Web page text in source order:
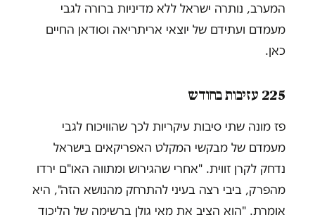
המערב, נותרה ישראל ללא מדיניות ברורה לגבי
מעמדם ועתידם של יוצאי אריתריאה וסודאן החיים
כאן.
225 עזיבות בחודש
פז מונה שתי סיבות עיקריות לכך שהוויכוח לגבי
מעמדם של מבקשי המקלט האפריקאים בישראל
נדחק לקרן זווית. "אחרי שהגירוש ומתווה האו"ם ירדו
מהפרק, ביבי רצה בעיני להתרחק מהנושא הזה", היא
אומרת. "הוא הציב את מאי גולן ברשימה של הליכוד